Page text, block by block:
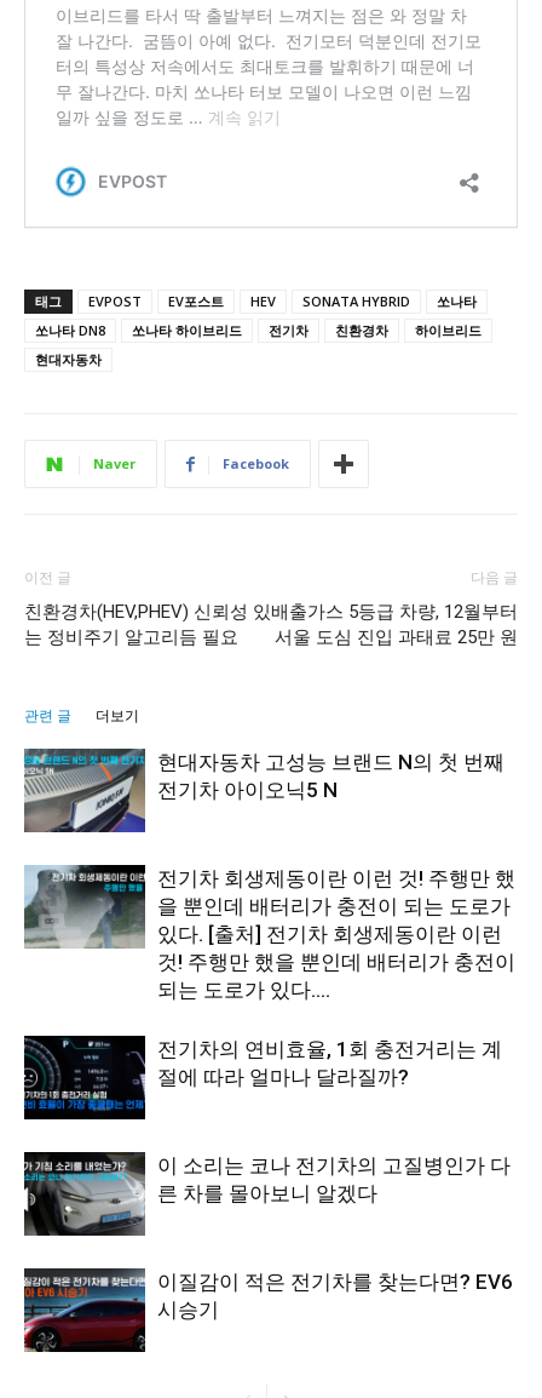
태그 EVPOST EV포스트 HEV SONATA HYBRID
쏘나타
쏘나타 DN8
쏘나타 하이브리드 전기차 친환경차
하이브리드
현대자동차
Naver Facebook
이전 글
친환경차(HEV,PHEV) 신뢰성 있
는 정비주기 알고리듬 필요
다음 글
배출가스 5등급 차량, 12월부터
서울 도심 진입 과태료 25만 원
관련 글 더보기
현대자동차 고성능 브랜드 N의 첫 번째
전기차 아이오닉5 N
전기차 회생제동이란 이런 것! 주행만 했
을 뿐인데 배터리가 충전이 되는 도로가
있다. [출처] 전기차 회생제동이란 이런
것! 주행만 했을 뿐인데 배터리가 충전이
되는 도로가 있다....
전기차의 연비효율, 1회 충전거리는 계
절에 따라 얼마나 달라질까?
이 소리는 코나 전기차의 고질병인가 다
른 차를 몰아보니 알겠다
이질감이 적은 전기차를 찾는다면? EV6
시승기